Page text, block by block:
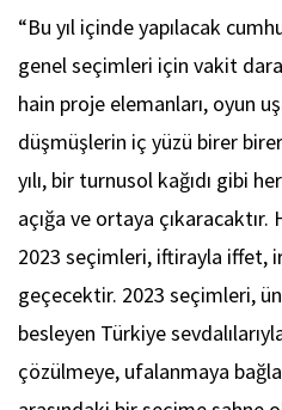
“Bu yıl içinde yapılacak
genel seçimleri için vakit
hain proje elemanları, oyun
düşmüşlerin iç yüzü birer
yılı, bir turnusol kağıdı gibi
açığa ve ortaya çıkaracaktır.
2023 seçimleri, iftirayla iffet,
geçecektir. 2023 seçimleri,
besleyen Türkiye
çözülmeye, ufalanmaya